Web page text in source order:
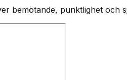
bemötande, punktlighet och